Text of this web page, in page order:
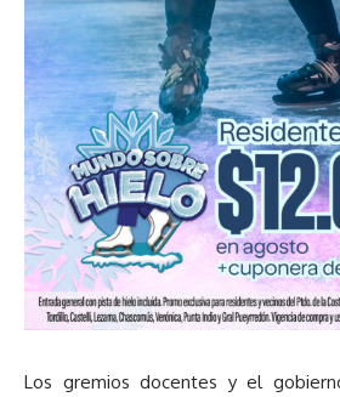
Los gremios docentes y el